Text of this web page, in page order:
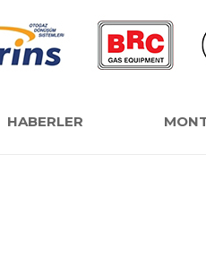
HABERLER